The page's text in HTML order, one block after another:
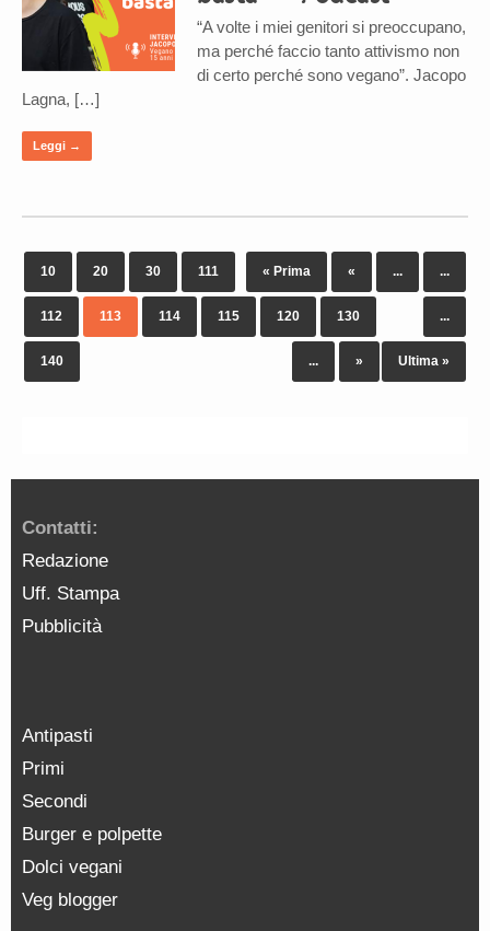
“A volte i miei genitori si preoccupano,
ma perché faccio tanto attivismo non
di certo perché sono vegano”. Jacopo
Lagna, […]
Leggi →
« Prima « ...
10 20 30 ...
111
112 113 114 115 ...
120 130
140 ... » Ultima »
Contatti:
Redazione
Uff. Stampa
Pubblicità
Antipasti
Primi
Secondi
Burger e polpette
Dolci vegani
Veg blogger